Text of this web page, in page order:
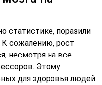
статистике, поразили
К сожалению, рост
несмотря на все
Этому
для здоровья людей